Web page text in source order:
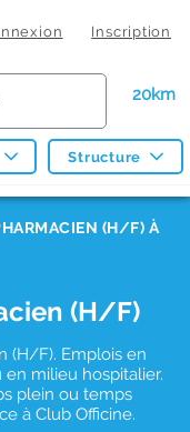
Inscription
20km
Structure
(H/F) À
(H/F)
(H/F). Emplois en
milieu hospitalier.
plein ou temps
à Club Officine.